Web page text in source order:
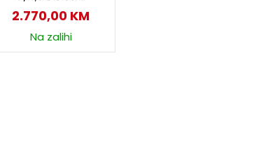
2.770,00 KM
Na zalihi